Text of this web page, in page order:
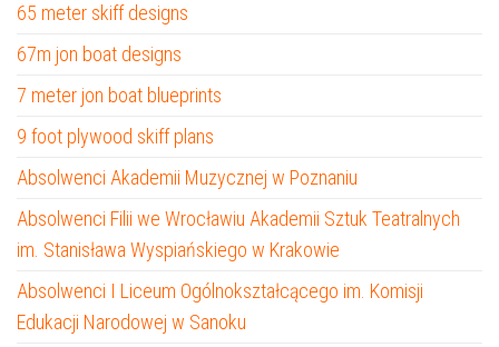
65 meter skiff designs
67m jon boat designs
7 meter jon boat blueprints
9 foot plywood skiff plans
Absolwenci Akademii Muzycznej w Poznaniu
Absolwenci Filii we Wrocławiu Akademii Sztuk Teatralnych
im. Stanisława Wyspiańskiego w Krakowie
Absolwenci I Liceum Ogólnokształcącego im. Komisji
Edukacji Narodowej w Sanoku